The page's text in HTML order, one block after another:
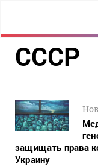
СССР
защищать права
Украину